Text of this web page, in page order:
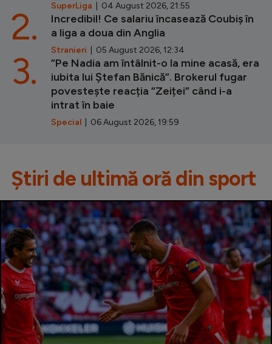
SuperLiga | 04 August 2026, 21:55
Incredibil! Ce salariu încasează Coubiș în
a liga a doua din Anglia
Stranieri | 05 August 2026, 12:34
2.
”Pe Nadia am întâlnit-o la mine acasă, era
iubita lui Ștefan Bănică”. Brokerul fugar
povestește reacția ”Zeiței” când i-a
intrat în baie
Special | 06 August 2026, 19:59
3.
Știri de ultimă oră din sport